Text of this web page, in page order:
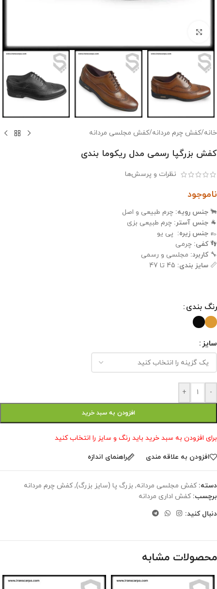
خانه/کفش چرم مردانه/کفش مجلسی مردانه
کفش بزرگپا رسمی مدل ریکوما بندی
نظرات و پرسش‌ها
ناموجود
🐂 جنس رویه: چرم طبیعی و اصل
🐐 جنس آستر: چرم طبیعی بزی
👞 جنس زیره: پی یو
👣کفی: چرمی
🔧کاربرد: مجلسی و رسمی
📏 سایز بندی:
رنگ بندی
سایز
-
+
افزودن به سبد خرید
برای افزودن به سبد خرید باید رنگ و سایز را انتخاب کنید
افزودن به علاقه مندی راهنمای اندازه
دسته: کفش مجلسی مردانه, بزرگ پا (سایز بزرگ), کفش چرم مردانه
برچسب: کفش اداری مردانه
دنبال کنید:
محصولات مشابه